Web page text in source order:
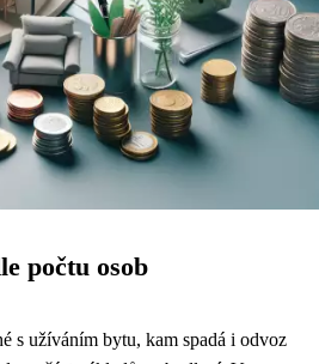
počtu osob
s užíváním bytu, kam spadá i odvoz